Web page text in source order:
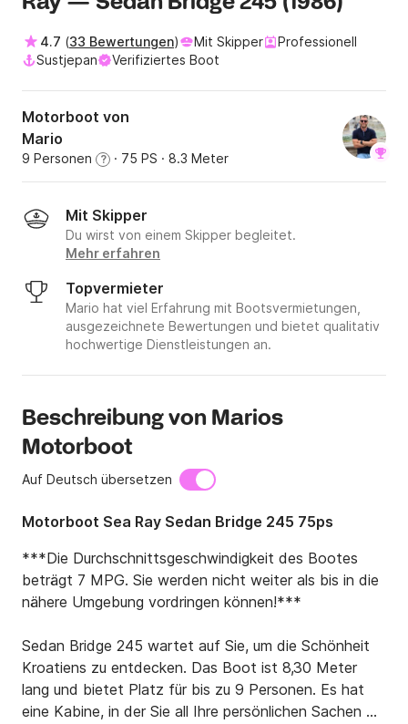
4.7 (33 Bewertungen) Mit Skipper
Professionell
Sustjepan
Verifiziertes Boot
Motorboot von
Mario
9 Personen ? · 75 PS · 8.3 Meter
Mit Skipper
Du wirst von einem Skipper begleitet.
Mehr erfahren
Topvermieter
Mario hat viel Erfahrung mit Bootsvermietungen,
ausgezeichnete Bewertungen und bietet qualitativ
hochwertige Dienstleistungen an.
Beschreibung von Marios
Motorboot
Auf Deutsch übersetzen
Motorboot Sea Ray Sedan Bridge 245 75ps
***Die Durchschnittsgeschwindigkeit des Bootes
beträgt 7 MPG. Sie werden nicht weiter als bis in die
nähere Umgebung vordringen können!***
Sedan Bridge 245 wartet auf Sie, um die Schönheit
Kroatiens zu entdecken. Das Boot ist 8,30 Meter
lang und bietet Platz für bis zu 9 Personen. Es hat
eine Kabine, in der Sie all Ihre persönlichen Sachen